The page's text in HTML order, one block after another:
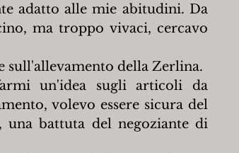
adatto alle mie abitudini. Da
ma troppo vivaci, cercavo
sull'allevamento della Zerlina.
un'idea sugli articoli da
volevo essere sicura del
una battuta del negoziante di